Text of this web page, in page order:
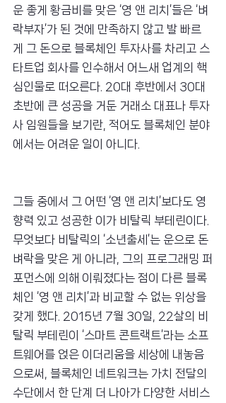
운 좋게 황금비를 맞은 ‘영 앤 리치’들은 ‘벼
락부자’가 된 것에 만족하지 않고 발 빠르
게 그 돈으로 블록체인 투자사를 차리고 스
타트업 회사를 인수해서 어느새 업계의 핵
심인물로 떠오른다. 20대 후반에서 30대
초반에 큰 성공을 거둔 거래소 대표나 투자
사 임원들을 보기란, 적어도 블록체인 분야
에서는 어려운 일이 아니다.
그들 중에서 그 어떤 ‘영 앤 리치’보다도 영
향력 있고 성공한 이가 비탈릭 부테린이다.
무엇보다 비탈릭의 ‘소년출세’는 운으로 돈
벼락을 맞은 게 아니라, 그의 프로그래밍 퍼
포먼스에 의해 이뤄졌다는 점이 다른 블록
체인 ‘영 앤 리치’과 비교할 수 없는 위상을
갖게 했다. 2015년 7월 30일, 22살의 비
탈릭 부테린이 ‘스마트 콘트랙트’라는 소프
트웨어를 얹은 이더리움을 세상에 내놓음
으로써, 블록체인 네트워크는 가치 전달의
수단에서 한 단계 더 나아가 다양한 서비스